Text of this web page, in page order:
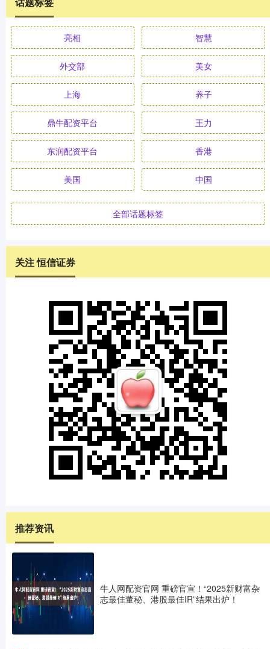
亮相 智慧
外交部 美女
上海 养子
鼎牛配资平台 王力
东润配资平台 香港
美国 中国
全部话题标签
关注 恒信证券
推荐资讯
牛人网配资官网 重磅官宣！“2025新财富杂
志最佳董秘、港股最佳IR”结果出炉！